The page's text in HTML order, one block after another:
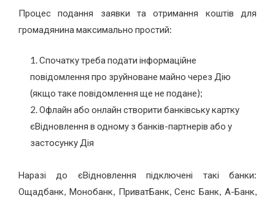
Процес подання заявки та отримання коштів для
громадянина максимально простий:
Спочатку треба подати інформаційне
повідомлення про зруйноване майно через Дію
(якщо таке повідомлення ще не подане);
Офлайн або онлайн створити банківську картку
єВідновлення в одному з банків-партнерів або у
застосунку Дія
Наразі до єВідновлення підключені такі банки:
Ощадбанк, Монобанк, ПриватБанк, Сенс Банк, А-Банк,